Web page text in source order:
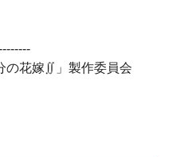
の花嫁∬」製作委員会